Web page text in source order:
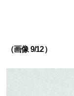
（画像 9/12）